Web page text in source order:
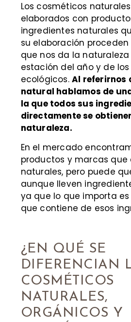
Los cosméticos
elaborados con
ingredientes naturales
su elaboración
que nos da la
estación del año y de
ecológicos. Al referirnos
natural hablamos de
la que todos sus
directamente se
naturaleza.
En el mercado
productos y marcas que
naturales, pero puede
aunque lleven
ya que lo que importa
que contiene de esos
¿EN QUÉ SE
DIFERENCIAN
COSMÉTICOS
NATURALES,
ORGÁNICOS Y